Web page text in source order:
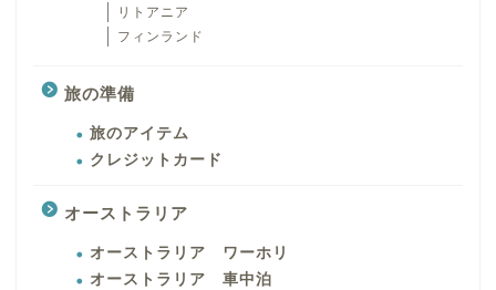
リトアニア
フィンランド
旅の準備
旅のアイテム
クレジットカード
オーストラリア
オーストラリア ワーホリ
オーストラリア 車中泊